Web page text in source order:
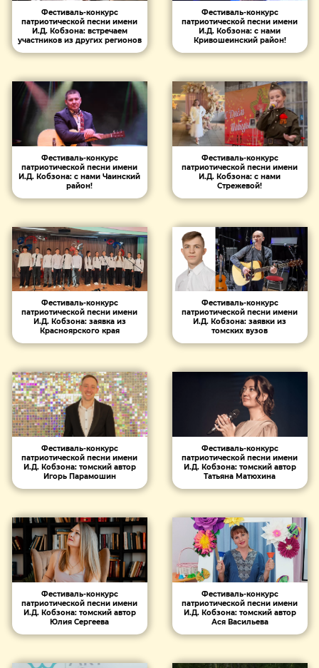
Фестиваль-конкурс
патриотической песни имени
И.Д. Кобзона: встречаем
участников из других регионов
Фестиваль-конкурс
патриотической песни имени
И.Д. Кобзона: с нами
Кривошеинский район!
Фестиваль-конкурс
патриотической песни имени
И.Д. Кобзона: с нами Чаинский
район!
Фестиваль-конкурс
патриотической песни имени
И.Д. Кобзона: с нами
Стрежевой!
Фестиваль-конкурс
патриотической песни имени
И.Д. Кобзона: заявка из
Красноярского края
Фестиваль-конкурс
патриотической песни имени
И.Д. Кобзона: заявки из
томских вузов
Фестиваль-конкурс
патриотической песни имени
И.Д. Кобзона: томский автор
Игорь Парамошин
Фестиваль-конкурс
патриотической песни имени
И.Д. Кобзона: томский автор
Татьяна Матюхина
Фестиваль-конкурс
патриотической песни имени
И.Д. Кобзона: томский автор
Юлия Сергеева
Фестиваль-конкурс
патриотической песни имени
И.Д. Кобзона: томский автор
Ася Васильева